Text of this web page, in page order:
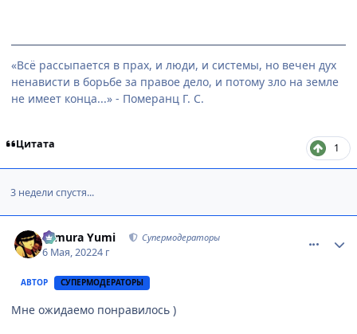
«Всё рассыпается в прах, и люди, и системы, но вечен дух
ненависти в борьбе за правое дело, и потому зло на земле
не имеет конца...» - Померанц Г. С.
Цитата 1
3 недели спустя...
Himura Yumi Супермодераторы
6 Мая, 20224 г
АВТОР СУПЕРМОДЕРАТОРЫ
Мне ожидаемо понравилось )